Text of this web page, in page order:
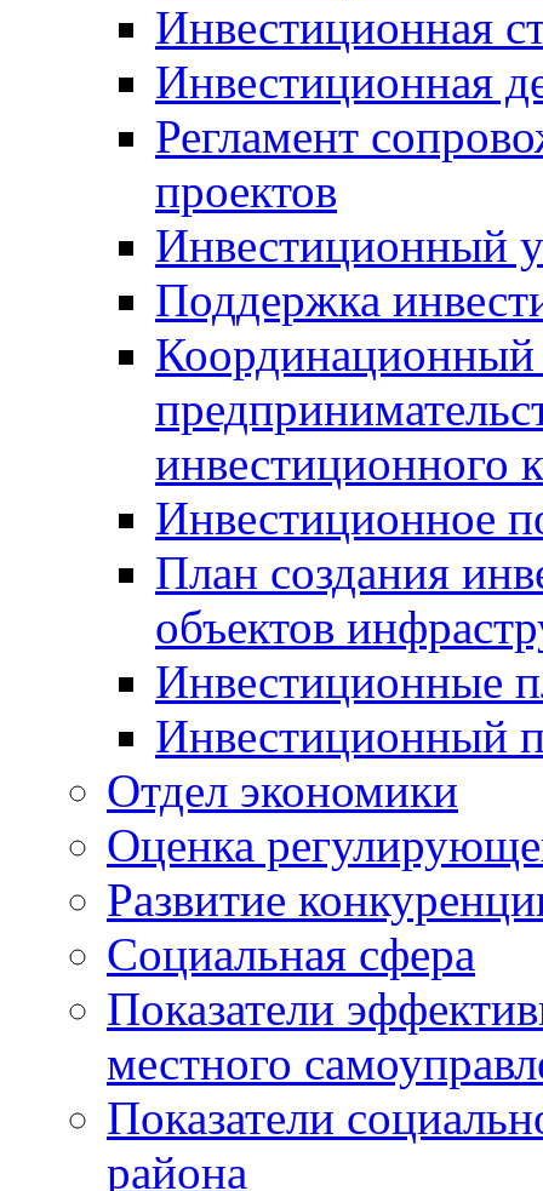
Инвестиционная
Инвестиционная
Регламент
проектов
Инвестиционный
Поддержка
Координационный
инвестиционного
Инвестиционное
План создания
объектов
Инвестиционные
Инвестиционный
Отдел экономики
Оценка
Развитие
Социальная сфера
Показатели
местного
Показатели
района